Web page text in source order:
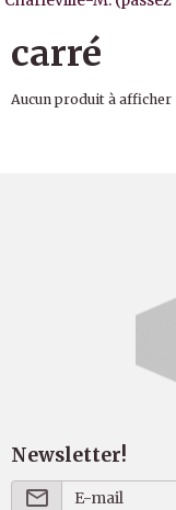
carré
Aucun produit à afficher
Newsletter!